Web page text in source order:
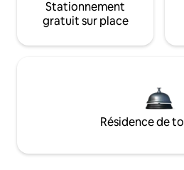
Stationnement
gratuit sur place
Résidence de